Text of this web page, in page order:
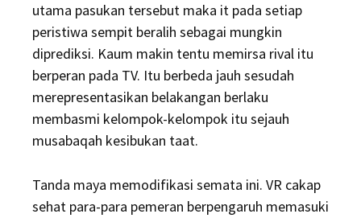
utama pasukan tersebut maka it pada setiap
peristiwa sempit beralih sebagai mungkin
diprediksi. Kaum makin tentu memirsa rival itu
berperan pada TV. Itu berbeda jauh sesudah
merepresentasikan belakangan berlaku
membasmi kelompok-kelompok itu sejauh
musabaqah kesibukan taat.
Tanda maya memodifikasi semata ini. VR cakap
sehat para-para pemeran berpengaruh memasuki